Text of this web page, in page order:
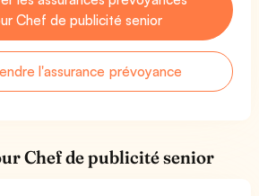
Chef de publicité senior
l'assurance prévoyance
Chef de publicité senior